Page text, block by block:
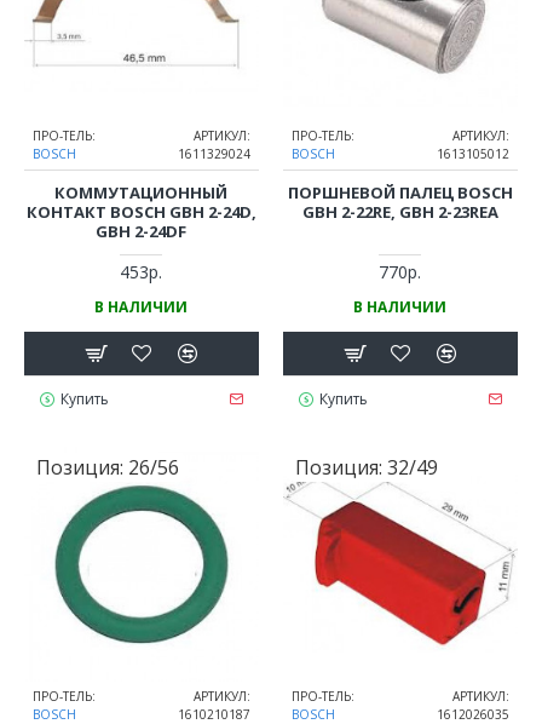
ПРО-ТЕЛЬ:
BOSCH
АРТИКУЛ:
1611329024
КОММУТАЦИОННЫЙ
КОНТАКТ BOSCH GBH 2-24D,
GBH 2-24DF
453р.
В НАЛИЧИИ
Купить
ПРО-ТЕЛЬ:
BOSCH
АРТИКУЛ:
1613105012
ПОРШНЕВОЙ ПАЛЕЦ BOSCH
GBH 2-22RE, GBH 2-23REA
770р.
В НАЛИЧИИ
Купить
Позиция: 26/56
ПРО-ТЕЛЬ:
BOSCH
АРТИКУЛ:
1610210187
Позиция: 32/49
ПРО-ТЕЛЬ:
BOSCH
АРТИКУЛ:
1612026035